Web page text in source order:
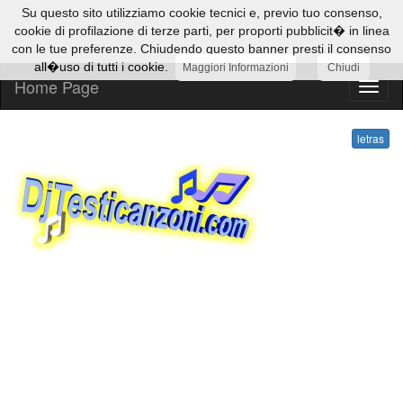
letras
Home Page
letras
Su questo sito utilizziamo cookie tecnici e, previo tuo consenso,
cookie di profilazione di terze parti, per proporti pubblicit� in linea
con le tue preferenze. Chiudendo questo banner presti il consenso
all�uso di tutti i cookie.
Maggiori Informazioni Chiudi